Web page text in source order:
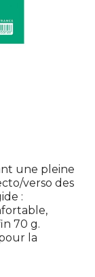
une pleine
verso des
:
70 g.
la